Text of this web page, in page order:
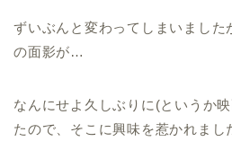
ずいぶんと変わってしまいました
の面影が…
なんにせよ久しぶりに(というか
たので、そこに興味を惹かれまし